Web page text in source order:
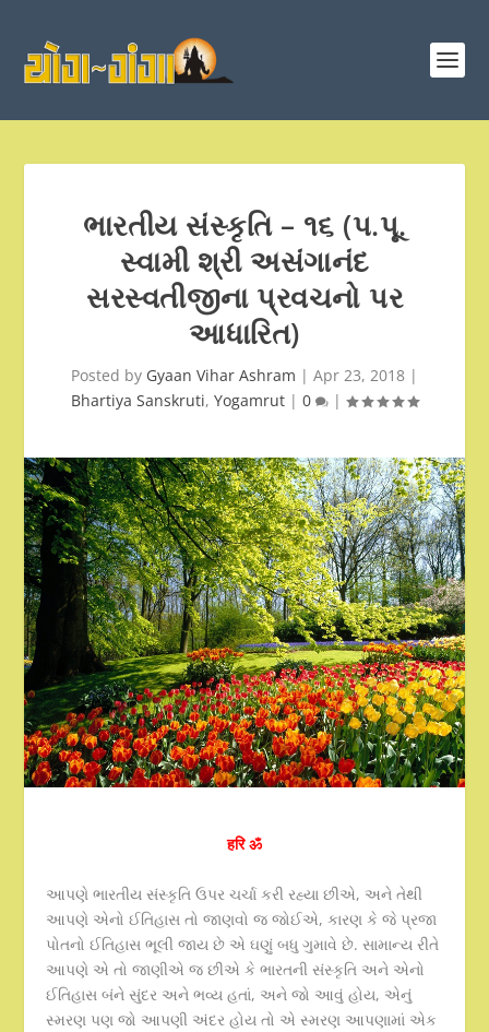
ભારતીય સંસ્કૃતિ – ૧૬ (પ.પૂ.
સ્વામી શ્રી અસંગાનંદ
સરસ્વતીજીના પ્રવચનો પર
આધારિત)
Posted by Gyaan Vihar Ashram | Apr 23, 2018 |
Bhartiya Sanskruti, Yogamrut | 0 |
हरि ॐ
આપણે ભારતીય સંસ્કૃતિ ઉપર ચર્ચા કરી રહ્યા છીએ, અને તેથી
આપણે એનો ઈતિહાસ તો જાણવો જ જોઈએ, કારણ કે જે પ્રજા
પોતનો ઈતિહાસ ભૂલી જાય છે એ ઘણું બધુ ગુમાવે છે. સામાન્ય રીતે
આપણે એ તો જાણીએ જ છીએ કે ભારતની સંસ્કૃતિ અને એનો
ઈતિહાસ બંને સુંદર અને ભવ્ય હતાં, અને જો આવું હોય, એનું
સ્મરણ પણ જો આપણી અંદર હોય તો એ સ્મરણ આપણામાં એક